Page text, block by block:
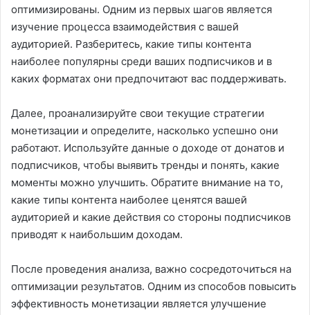
оптимизированы. Одним из первых шагов является
изучение процесса взаимодействия с вашей
аудиторией. Разберитесь, какие типы контента
наиболее популярны среди ваших подписчиков и в
каких форматах они предпочитают вас поддерживать.
Далее, проанализируйте свои текущие стратегии
монетизации и определите, насколько успешно они
работают. Используйте данные о доходе от донатов и
подписчиков, чтобы выявить тренды и понять, какие
моменты можно улучшить. Обратите внимание на то,
какие типы контента наиболее ценятся вашей
аудиторией и какие действия со стороны подписчиков
приводят к наибольшим доходам.
После проведения анализа, важно сосредоточиться на
оптимизации результатов. Одним из способов повысить
эффективность монетизации является улучшение